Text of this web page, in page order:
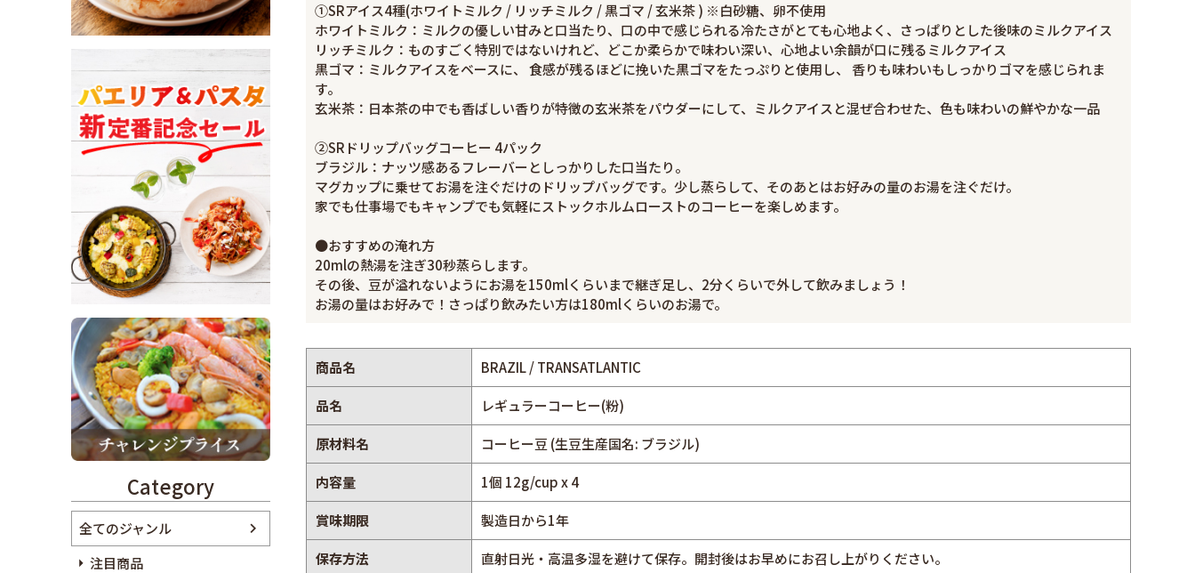
Category
全てのジャンル
注目商品
①SRアイス4種(ホワイトミルク / リッチミルク / 黒ゴマ / 玄米茶 ) ※白砂糖、卵不使用
ホワイトミルク：ミルクの優しい甘みと口当たり、口の中で感じられる冷たさがとても心地よく、さっぱりとした後味のミルクアイス
リッチミルク：ものすごく特別ではないけれど、どこか柔らかで味わい深い、心地よい余韻が口に残るミルクアイス
黒ゴマ：ミルクアイスをベースに、 食感が残るほどに挽いた黒ゴマをたっぷりと使用し、 香りも味わいもしっかりゴマを感じられま
す。
玄米茶：日本茶の中でも香ばしい香りが特徴の玄米茶をパウダーにして、ミルクアイスと混ぜ合わせた、色も味わいの鮮やかな一品
②SRドリップバッグコーヒー 4パック
ブラジル：ナッツ感あるフレーバーとしっかりした口当たり。
マグカップに乗せてお湯を注ぐだけのドリップバッグです。少し蒸らして、そのあとはお好みの量のお湯を注ぐだけ。
家でも仕事場でもキャンプでも気軽にストックホルムローストのコーヒーを楽しめます。
●おすすめの淹れ方
20mlの熱湯を注ぎ30秒蒸らします。
その後、豆が溢れないようにお湯を150mlくらいまで継ぎ足し、2分くらいで外して飲みましょう！
お湯の量はお好みで！さっぱり飲みたい方は180mlくらいのお湯で。
商品名 BRAZIL / TRANSATLANTIC
品名 レギュラーコーヒー(粉)
原材料名 コーヒー豆 (生豆生産国名: ブラジル)
内容量 1個 12g/cup x 4
賞味期限 製造日から1年
保存方法 直射日光・高温多湿を避けて保存。開封後はお早めにお召し上がりください。